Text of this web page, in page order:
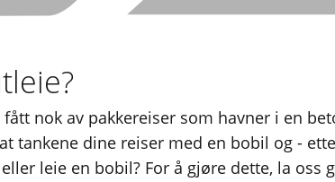
nok av pakkereiser som havner i en
tankene dine reiser med en bobil og -
leie en bobil? For å gjøre dette, la oss